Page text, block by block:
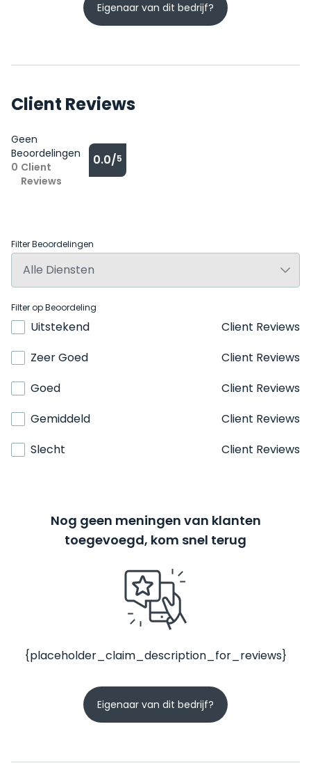
Eigenaar van dit bedrijf?
Client Reviews
Geen
Beoordelingen
0 Client
Reviews
0.0/5
Filter Beoordelingen
Filter op Beoordeling
Uitstekend
Client Reviews
Zeer Goed
Client Reviews
Goed
Client Reviews
Gemiddeld
Client Reviews
Slecht
Client Reviews
Nog geen meningen van klanten
toegevoegd, kom snel terug
{placeholder_claim_description_for_reviews}
Eigenaar van dit bedrijf?